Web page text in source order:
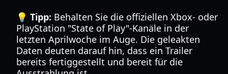
💡 Tipp: Behalten Sie die offiziellen Xbox- oder
PlayStation "State of Play"-Kanäle in der
letzten Aprilwoche im Auge. Die geleakten
Daten deuten darauf hin, dass ein Trailer
bereits fertiggestellt und bereit für die